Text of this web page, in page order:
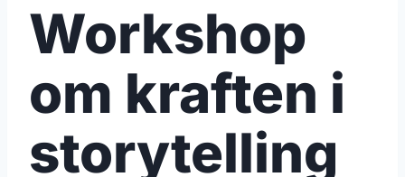
Workshop
om kraften i
storytelling